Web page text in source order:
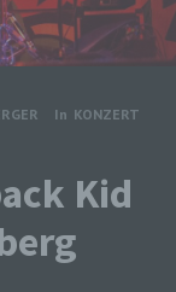
In KONZERT
Kid